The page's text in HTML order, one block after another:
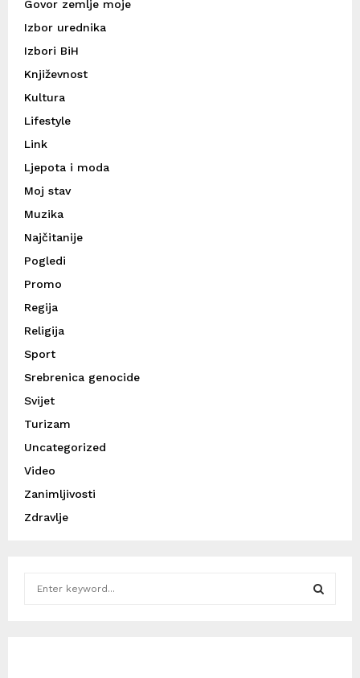
Govor zemlje moje
Izbor urednika
Izbori BiH
Književnost
Kultura
Lifestyle
Link
Ljepota i moda
Moj stav
Muzika
Najčitanije
Pogledi
Promo
Regija
Religija
Sport
Srebrenica genocide
Svijet
Turizam
Uncategorized
Video
Zanimljivosti
Zdravlje